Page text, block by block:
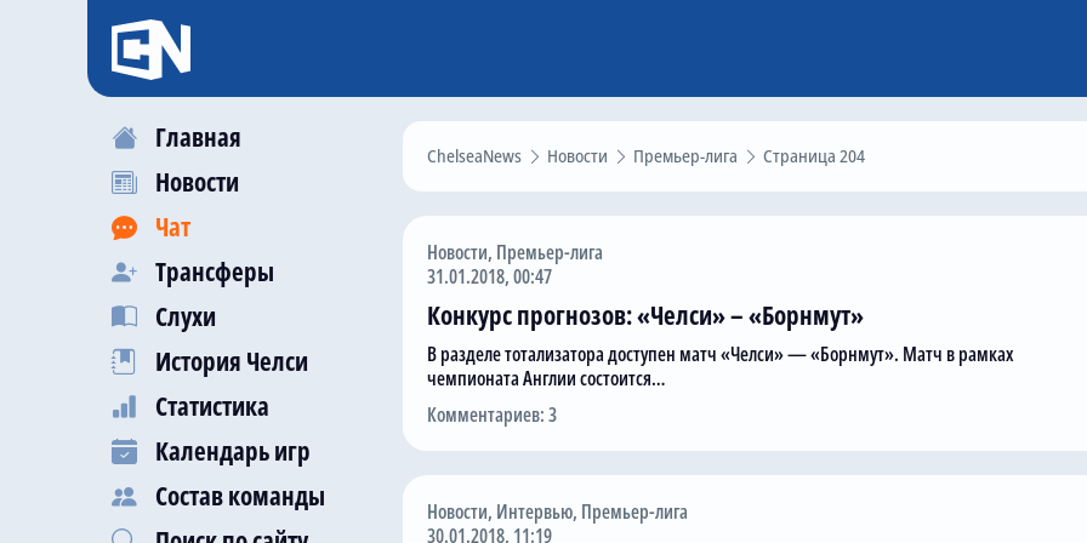
Главная
Новости
Чат
Трансферы
Слухи
История Челси
Статистика
Календарь игр
Состав команды
ChelseaNews Новости Премьер-лига Страница 204
Новости, Премьер-лига
31.01.2018, 00:47
Конкурс прогнозов: «Челси» – «Борнмут»
В разделе тотализатора доступен матч «Челси» — «Борнмут». Матч в рамках
чемпионата Англии состоится…
Комментариев: 3
Новости, Интервью, Премьер-лига
30.01.2018, 11:19